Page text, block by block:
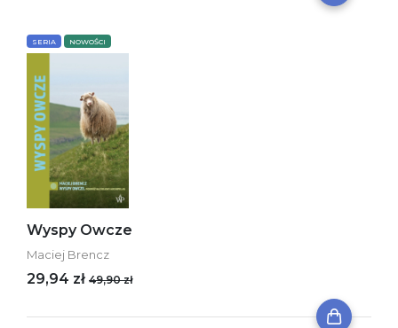
SERIA NOWOŚCI
Wyspy Owcze
Maciej Brencz
29,94 zł 49,90 zł